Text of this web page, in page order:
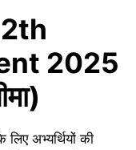
2025
अभ्यर्थियों की